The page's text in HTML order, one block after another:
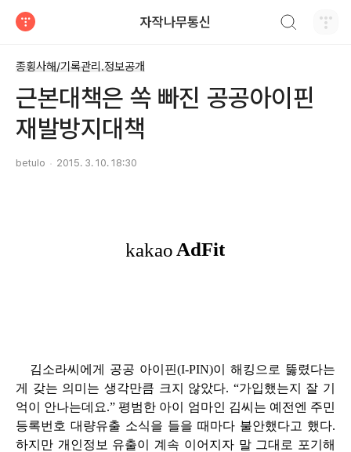
자작나무통신
종횡사해/기록관리.정보공개
근본대책은 쏙 빠진 공공아이핀
재발방지대책
betulo 2015. 3. 10. 18:30
김소라씨에게 공공 아이핀(I-PIN)이 해킹으로 뚫렸다는
게 갖는 의미는 생각만큼 크지 않았다. “가입했는지 잘 기
억이 안나는데요.” 평범한 아이 엄마인 김씨는 예전엔 주민
등록번호 대량유출 소식을 들을 때마다 불안했다고 했다.
하지만 개인정보 유출이 계속 이어지자 말 그대로 포기해